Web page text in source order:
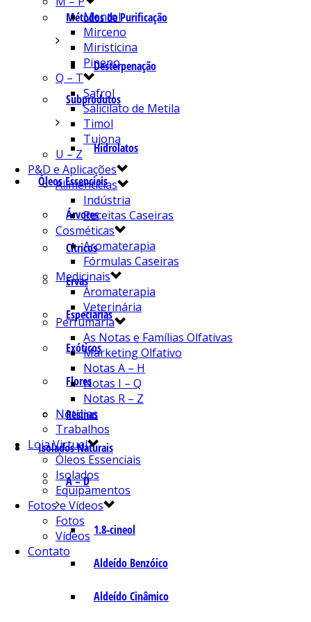
Métodos de Purificação
Desterpenação
Subprodutos
Hidrolatos
Óleos Essenciais
Árvores
Cítricos
Ervas
Especiarias
Exóticos
Flores
Resinas
Isolados Naturais
A – D
1.8-cineol
Aldeído Benzóico
Aldeído Cinâmico
Mentol
Mirceno
Miristicina
Pineno
Q – T
Safrol
Salicilato de Metila
Timol
Tujona
U – Z
P&D e Aplicações
Alimentícias
Indústria
Receitas Caseiras
Cosméticas
Aromaterapia
Fórmulas Caseiras
Medicinais
Aromaterapia
Veterinária
Perfumaria
As Notas e Famílias Olfativas
Marketing Olfativo
Notas A – H
Notas I – Q
Notas R – Z
Notícias
Trabalhos
Loja Virtual
Óleos Essenciais
Isolados
Equipamentos
Fotos e Vídeos
Fotos
Vídeos
Contato